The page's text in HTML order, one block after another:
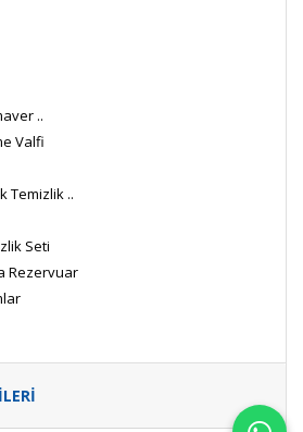
..
Valfi
Temizlik ..
Seti
Rezervuar